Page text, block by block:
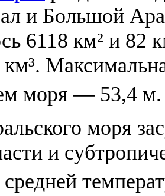
и Большой
6118 км² и
моря — 53,4
моря
и
средней